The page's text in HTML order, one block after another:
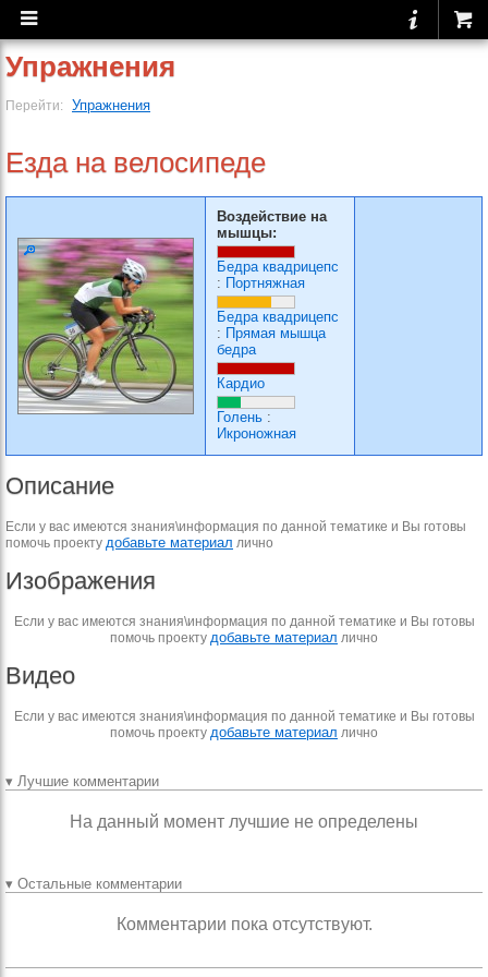
Упражнения
Перейти: Упражнения
Езда на велосипеде
Воздействие на
мышцы:
Бедра квадрицепс
: Портняжная
Бедра квадрицепс
: Прямая мышца
бедра
Кардио
Голень :
Икроножная
Описание
Если у вас имеются знания\информация по данной тематике и Вы готовы
помочь проекту добавьте материал лично
Изображения
Если у вас имеются знания\информация по данной тематике и Вы готовы
помочь проекту добавьте материал лично
Видео
Если у вас имеются знания\информация по данной тематике и Вы готовы
помочь проекту добавьте материал лично
▾ Лучшие комментарии
На данный момент лучшие не определены
▾ Остальные комментарии
Комментарии пока отсутствуют.